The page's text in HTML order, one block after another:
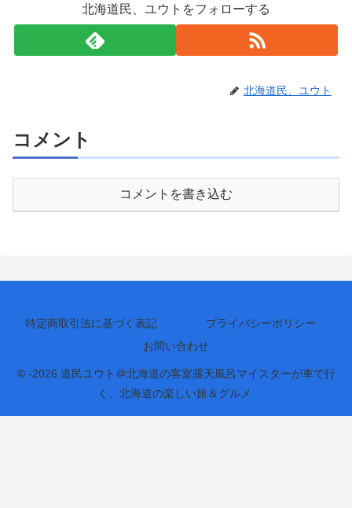
北海道民、ユウトをフォローする
北海道民、ユウト
コメント
コメントを書き込む
特定商取引法に基づく表記
プライバシーポリシー
お問い合わせ
© -2026 道民ユウト＠北海道の客室露天風呂マイスターが車で行
く、北海道の楽しい旅＆グルメ.